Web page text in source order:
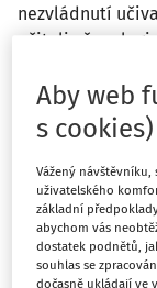
nezvládnutí
učiteli až po
bývá nepříznivá
případě
následujícím
pracovník
se zabývá
školství a
Aby web
s cookies)
Vážený návštěvníku,
uživatelského
základní
abychom vás
dostatek podnětů,
souhlas se
dočasně ukládají ve